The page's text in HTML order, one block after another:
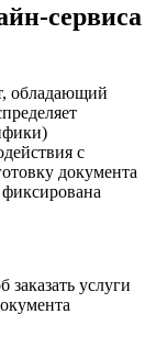
сервиса
обладающий
с
документа
услуги